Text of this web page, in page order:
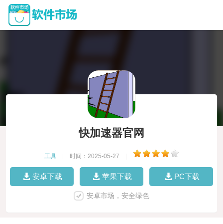
快加速器官网
工具 时间：2025-05-27
安卓下载 苹果下载 PC下载
安卓市场，安全绿色